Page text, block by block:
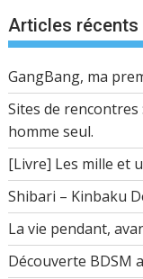
Articles récents
GangBang, ma
Sites de
homme seul.
[Livre] Les mille et
Shibari – Kinbaku
La vie pendant,
Découverte BDSM